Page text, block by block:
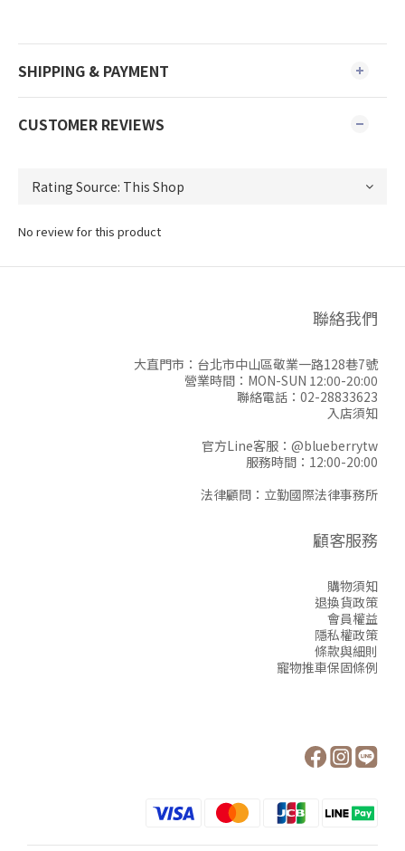
SHIPPING & PAYMENT
CUSTOMER REVIEWS
No review for this product
聯絡我們
大直門市：台北市中山區敬業一路128巷7號
營業時間：MON-SUN 12:00-20:00
聯絡電話：02-28833623
入店須知
官方Line客服： @blueberrytw
服務時間：12:00-20:00
法律顧問：立勤國際法律事務所
顧客服務
購物須知
退換貨政策
會員權益
隱私權政策
條款與細則
寵物推車保固條例